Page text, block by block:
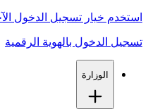
استخدم خيار تسجيل الدخول
تسجيل الدخول بالهوية الرقمية
الوزارة